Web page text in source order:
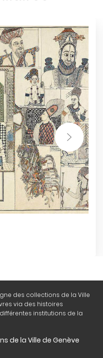
des collections de la Ville
via des histoires
institutions de la
de la Ville de Genève